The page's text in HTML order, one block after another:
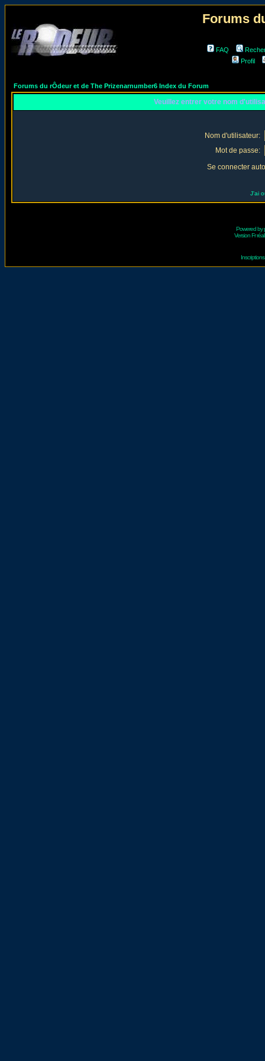
Forums
FAQ
Profil
Forums du rÔdeur et de The Prizenarnumber6 Index du Forum
Veuillez entrer votre nom
Nom d'utilisateur:
Mot de passe:
Se connecter
J'ai
Powered by
Version Fr